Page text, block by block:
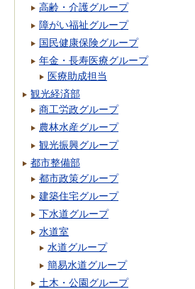
高齢・介護グループ
障がい福祉グループ
国民健康保険グループ
年金・長寿医療グループ
医療助成担当
観光経済部
商工労政グループ
農林水産グループ
観光振興グループ
都市整備部
都市政策グループ
建築住宅グループ
下水道グループ
水道室
水道グループ
簡易水道グループ
土木・公園グループ